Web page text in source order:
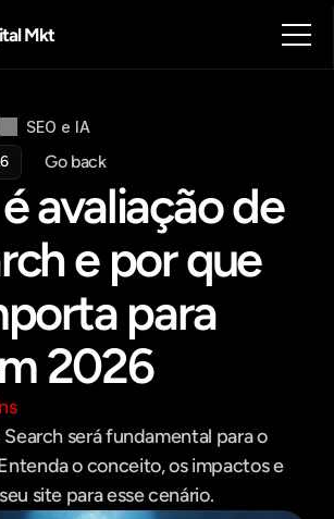
Mkt
Get in touch
SEO e IA
Go back
avaliação de
e por que
para
2026
será fundamental para o
o conceito, os impactos e
site para esse cenário.